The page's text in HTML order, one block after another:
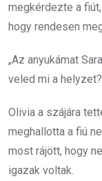
megkérdezte a
hogy rendesen
„Az anyukámat
veled mi a
Olivia a szájára
meghallotta a fiú
most rájött, hogy
igazak voltak.